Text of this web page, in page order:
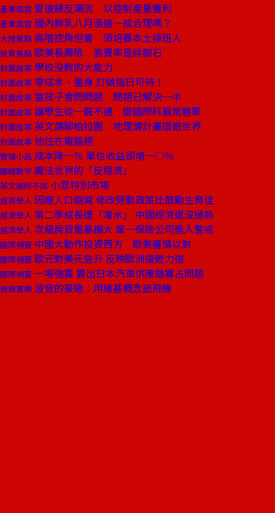
產業風雲 愛彼錶反潮流 以控制產量獲利
產業風雲 國內鮮乳八月漲逾一成合理嗎？
大陸焦點 高階挖角但書 須培養本土接班人
投資焦點 歐美長壽險 高費率是絆腳石
封面故事 學校沒教的大能力
封面故事 零成本、量身 訂做指日可待！
封面故事 當孩子會問問題 問題已解決一半
封面故事 讓學生從一竅不通 變國際科展常勝軍
封面故事 英文課聊柏拉圖 地理課計畫環遊世界
封面故事 他住在電腦裡
管理小品 成本降一％ 單位收益卻增一○％
關鍵數字 魔法世界的「反經濟」
英文無所不談 小眾特別市場
經濟學人 因應人口縮減 修改勞動政策比鼓勵生育佳
經濟學人 第二季成長遭「灌水」 中國經濟還沒過熱
經濟學人 次級房貸風暴擴大 單一保險公司進入警戒
國際視窗 中國大動作投資西方 歐美審慎以對
國際視窗 歐元對美元急升 反映歐洲復甦力道
國際視窗 一場強震 震出日本汽車供應鏈寡占問題
商周書摘 波音的豪賭：用維基概念造飛機